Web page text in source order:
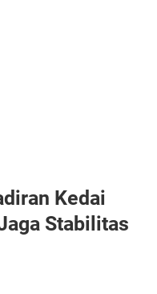
Kedai
Stabilitas